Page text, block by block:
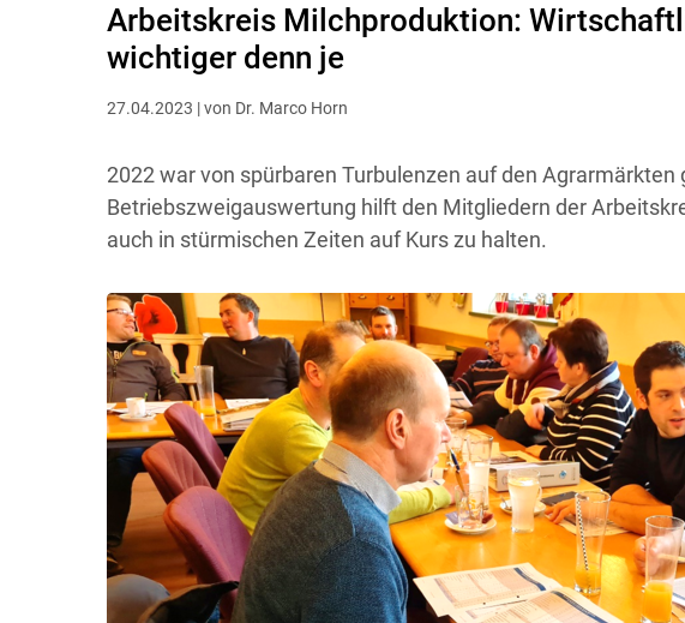
Arbeitskreis Milchproduktion:
wichtiger denn je
27.04.2023 | von Dr. Marco Horn
2022 war von spürbaren Turbulenzen auf den Agrarmärkten
Betriebszweigauswertung hilft den Mitgliedern der
auch in stürmischen Zeiten auf Kurs zu halten.